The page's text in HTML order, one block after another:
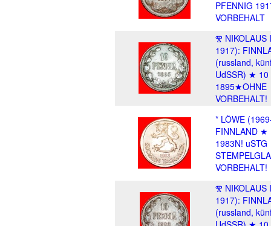
PFENNIG
VORBEHALT
Ⰺ NIKOLAUS
1917):
(russland,
UdSSR) ★ 10
1895★OHNE
VORBEHALT!
* LÖWE
FINNLAND ★
1983N! uSTG
VORBEHALT!
Ⰺ NIKOLAUS
1917):
(russland,